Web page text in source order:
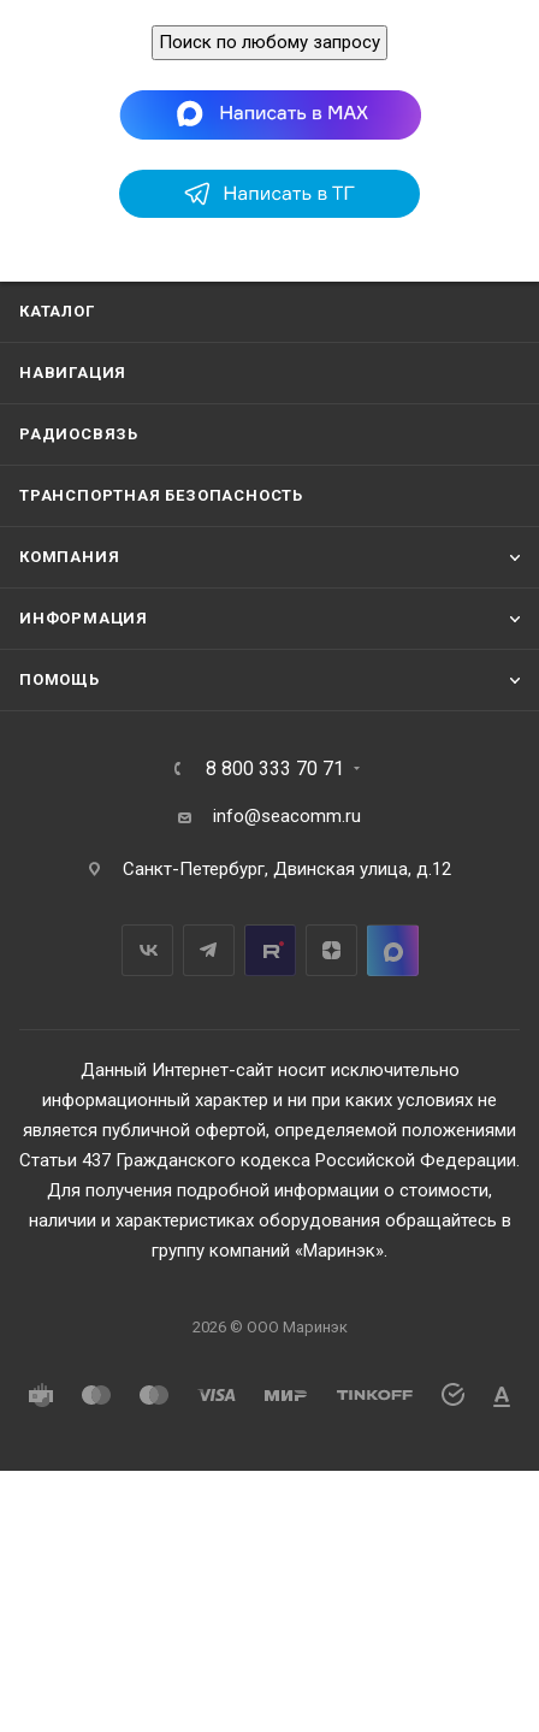
Поиск по любому запросу
КАТАЛОГ
НАВИГАЦИЯ
РАДИОСВЯЗЬ
ТРАНСПОРТНАЯ БЕЗОПАСНОСТЬ
КОМПАНИЯ
ИНФОРМАЦИЯ
ПОМОЩЬ
8 800 333 70 71
info@seacomm.ru
Санкт-Петербург, Двинская улица, д.12
Данный Интернет-сайт носит исключительно
информационный характер и ни при каких условиях не
является публичной офертой, определяемой положениями
Статьи 437 Гражданского кодекса Российской Федерации.
Для получения подробной информации о стоимости,
наличии и характеристиках оборудования обращайтесь в
группу компаний «Маринэк».
2026 © ООО Маринэк